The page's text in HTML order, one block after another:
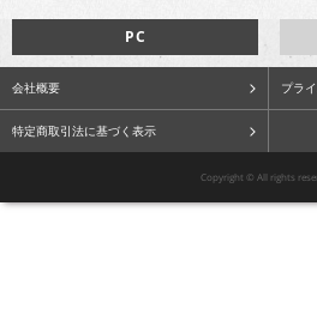
PC
会社概要 プラ
特定商取引法に基づく表示
Copyright © All rights